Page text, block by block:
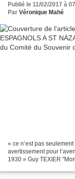
Publié le 11/02/2017 à
Par Véronique Mahé
« ce n’est pas
avertissement pour
1930 » Guy TEXIER